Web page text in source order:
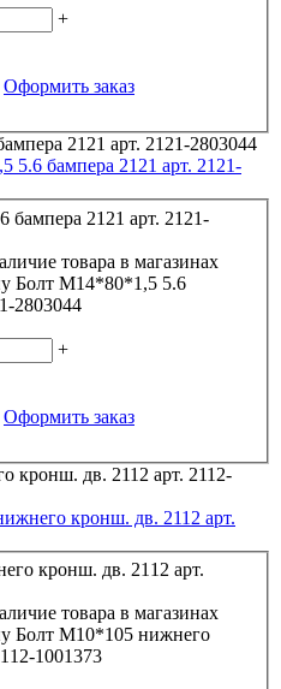
+
Оформить заказ
5.6 бампера 2121 арт. 2121-
товара в магазинах
Болт М14*80*1,5 5.6
2121-2803044
+
Оформить заказ
кронш. дв. 2112 арт.
товара в магазинах
Болт М10*105 нижнего
арт. 2112-1001373